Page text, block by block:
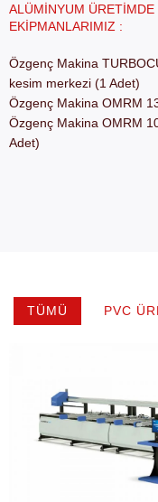
ALÜMINYUM
EKIPMANLARIMIZ :
Özgenç Makina
kesim merkezi (1 Adet)
Özgenç Makina OMRM
Özgenç Makina OMRM
Adet)
TÜMÜ PVC